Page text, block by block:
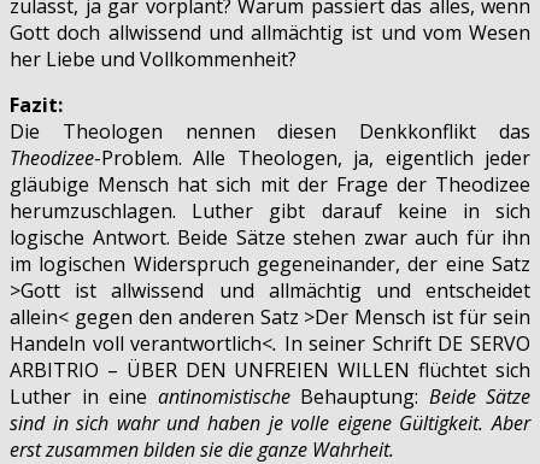
zulässt, ja gar vorplant? Warum passiert das alles, wenn
Gott doch allwissend und allmächtig ist und vom Wesen
her Liebe und Vollkommenheit?
Fazit:
Die Theologen nennen diesen Denkkonflikt das
Theodizee-Problem. Alle Theologen, ja, eigentlich jeder
gläubige Mensch hat sich mit der Frage der Theodizee
herumzuschlagen. Luther gibt darauf keine in sich
logische Antwort. Beide Sätze stehen zwar auch für ihn
im logischen Widerspruch gegeneinander, der eine Satz
>Gott ist allwissend und allmächtig und entscheidet
allein< gegen den anderen Satz >Der Mensch ist für sein
Handeln voll verantwortlich<. In seiner Schrift DE SERVO
ARBITRIO – ÜBER DEN UNFREIEN WILLEN flüchtet sich
Luther in eine antinomistischeBehauptung: Beide Sätze
sind in sich wahr und haben je volle eigene Gültigkeit. Aber
erst zusammen bilden sie die ganze Wahrheit.